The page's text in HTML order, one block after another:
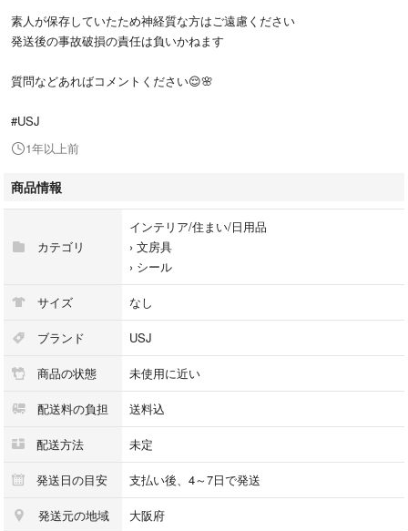
素人が保存していたため神経質な方はご遠慮ください
発送後の事故破損の責任は負いかねます
質問などあればコメントください😌🌸
#USJ
1年以上前
商品情報
カテゴリ
インテリア/住まい/日用品
› 文房具
› シール
サイズ なし
ブランド USJ
商品の状態 未使用に近い
配送料の負担 送料込
配送方法 未定
発送日の目安 支払い後、4～7日で発送
発送元の地域 大阪府